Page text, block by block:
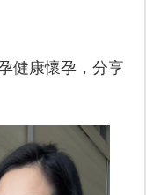
健康懷孕，分享